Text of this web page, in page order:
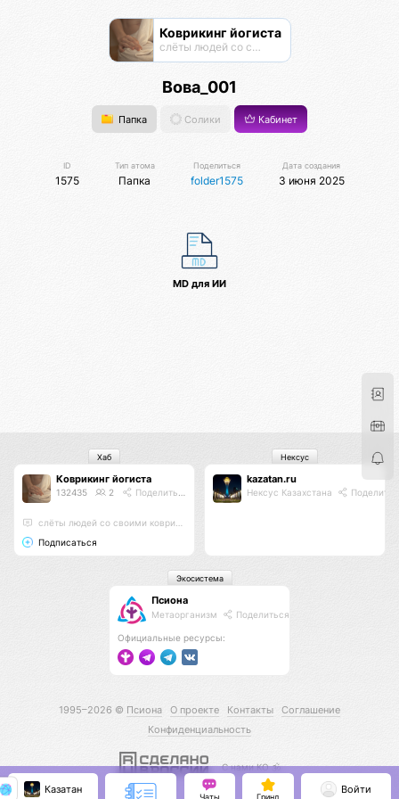
Коврикинг йогиста
слёты людей со своими ковриками в парках . Сатва садхана
Вова_001
Папка Солики Кабинет
ID
1575
Тип атома
Папка
Поделиться
folder1575
Дата создания
3 июня 2025
MD для ИИ
Коврикинг йогиста
132435 2 Поделиться
слёты людей со своими ковриками в парках . Сатва садхана
Подписаться
Хаб
kazatan.ru
Нексус Казахстана
Нексус
Псиона
Метаорганизм Поделиться
Официальные ресурсы:
Экосистема
1995–2026 © Псиона О проекте Контакты
Соглашение
Конфиденциальность
С нами КО 🕉️
Казатан
Чаты Гринд
Войти